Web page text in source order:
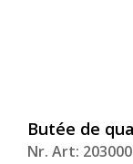
Butée de
Nr. Art: